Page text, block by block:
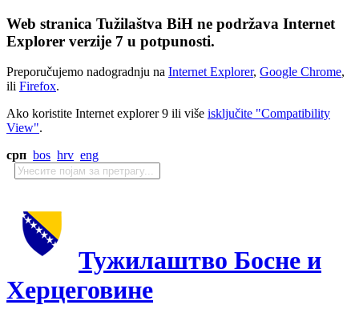
Web stranica Tužilaštva BiH ne podržava Internet
Explorer verzije 7 u potpunosti.
Preporučujemo nadogradnju na Internet Explorer, Google Chrome,
ili Firefox.
Ako koristite Internet explorer 9 ili više isključite "Compatibility
View".
срп bos hrv eng
Тужилаштво Босне и
Херцеговине